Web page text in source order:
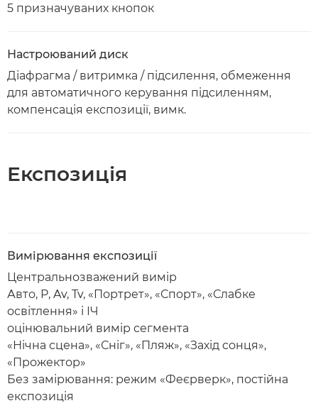
5 призначуваних кнопок
Настроюваний диск
Діафрагма / витримка / підсилення, обмеження
для автоматичного керування підсиленням,
компенсація експозиції, вимк.
Експозиція
Вимірювання експозиції
Центральнозважений вимір
Авто, P, Av, Tv, «Портрет», «Спорт», «Слабке
освітлення» і ІЧ
оцінювальний вимір сегмента
«Нічна сцена», «Сніг», «Пляж», «Захід сонця»,
«Прожектор»
Без замірювання: режим «Феєрверк», постійна
експозиція